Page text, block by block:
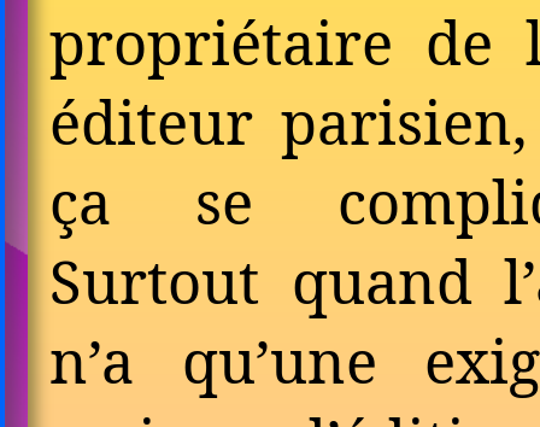
pro­prié­taire de
éditeur
ça se
Surtout quand
n’a qu’une